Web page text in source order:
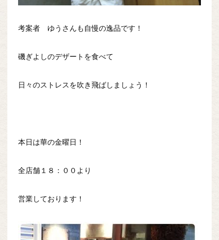
考案者 ゆうさんも自慢の逸品です！
磯ぎよしのデザートを食べて
日々のストレスを吹き飛ばしましょう！
本日は華の金曜日！
全店舗１８：００より
営業しております！